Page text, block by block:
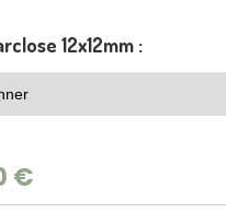
12x12mm :
€